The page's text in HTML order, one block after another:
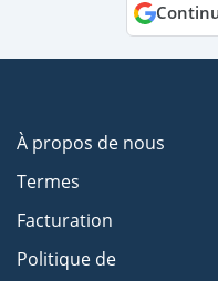
À propos de nous
Termes
Facturation
Politique de